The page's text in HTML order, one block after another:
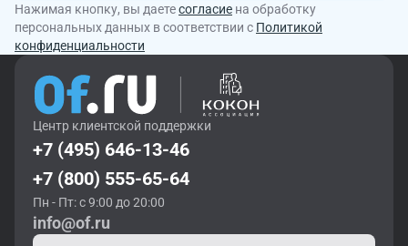
Нажимая кнопку, вы даетесогласие на обработку
персональных данных в соответствии с Политикой
конфиденциальности
Центр клиентской поддержки
+7 (495) 646-13-46
+7 (800) 555-65-64
Пн - Пт: с 9:00 до 20:00
info@of.ru